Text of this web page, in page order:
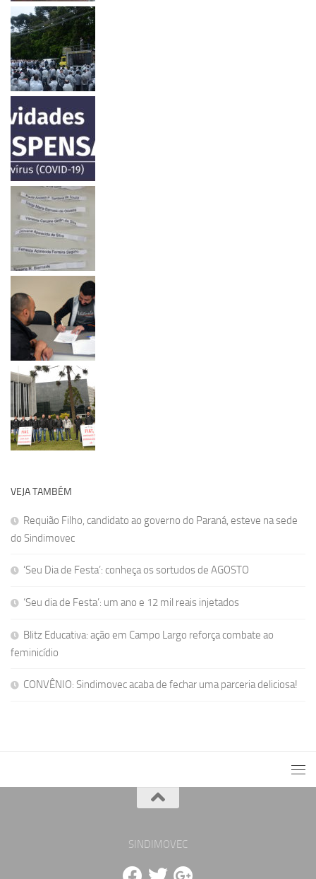
VEJA TAMBÉM
Requião Filho, candidato ao governo do Paraná, esteve na sede
do Sindimovec
‘Seu Dia de Festa’: conheça os sortudos de AGOSTO
‘Seu dia de Festa’: um ano e 12 mil reais injetados
Blitz Educativa: ação em Campo Largo reforça combate ao
feminicídio
CONVÊNIO: Sindimovec acaba de fechar uma parceria deliciosa!
SINDIMOVEC